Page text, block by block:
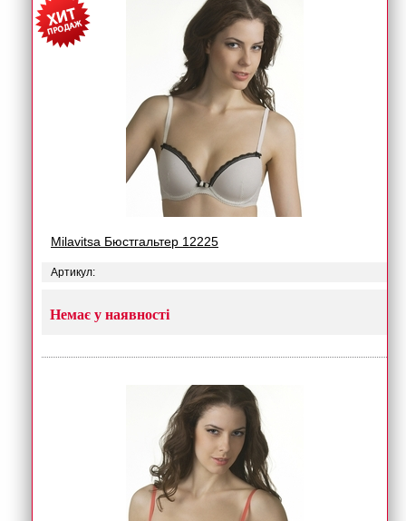
Milavitsa Бюстгальтер 12225
Артикул:
Немає у наявності